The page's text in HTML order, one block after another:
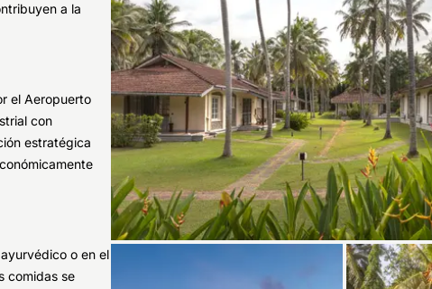
a la
el Aeropuerto
con
estratégica
o en el
comidas se